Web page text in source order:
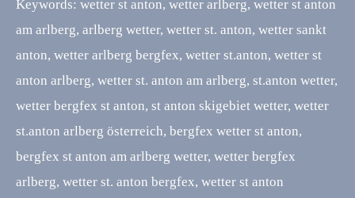
Keywords: wetter st anton, wetter arlberg, wetter st anton
am arlberg, arlberg wetter, wetter st. anton, wetter sankt
anton, wetter arlberg bergfex, wetter st.anton, wetter st
anton arlberg, wetter st. anton am arlberg, st.anton wetter,
wetter bergfex st anton, st anton skigebiet wetter, wetter
st.anton arlberg österreich, bergfex wetter st anton,
bergfex st anton am arlberg wetter, wetter bergfex
arlberg, wetter st. anton bergfex, wetter st anton